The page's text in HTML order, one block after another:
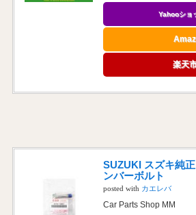
Yahooショ
楽天
SUZUKI スズキ純
ンバーボルト
posted with カエレバ
Car Parts Shop MM